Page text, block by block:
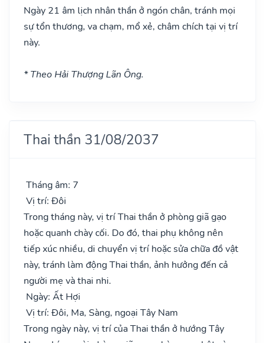
Ngày 21 âm lịch nhân thần ở ngón chân, tránh mọi
sự tổn thương, va chạm, mổ xẻ, châm chích tại vị trí
này.
* Theo Hải Thượng Lãn Ông.
Thai thần 31/08/2037
Tháng âm: 7
Vị trí: Đôi
Trong tháng này, vị trí Thai thần ở phòng giã gạo
hoặc quanh chày cối. Do đó, thai phụ không nên
tiếp xúc nhiều, di chuyển vị trí hoặc sửa chữa đồ vật
này, tránh làm động Thai thần, ảnh hưởng đến cả
người mẹ và thai nhi.
Ngày: Ất Hợi
Vị trí: Đôi, Ma, Sàng, ngoại Tây Nam
Trong ngày này, vị trí của Thai thần ở hướng Tây